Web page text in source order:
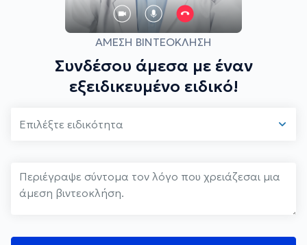
ΆΜΕΣΗ ΒΙΝΤΕΟΚΛΉΣΗ
Συνδέσου άμεσα με έναν
εξειδικευμένο ειδικό!